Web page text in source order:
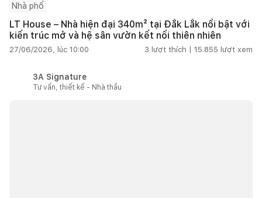
Nhà phố
LT House – Nhà hiện đại 340m² tại Đắk Lắk nổi bật với
kiến trúc mở và hệ sân vườn kết nối thiên nhiên
27/06/2026, lúc 10:00 3 lượt thích | 15.855 lượt xem
3A Signature
Tư vấn, thiết kế - Nhà thầu